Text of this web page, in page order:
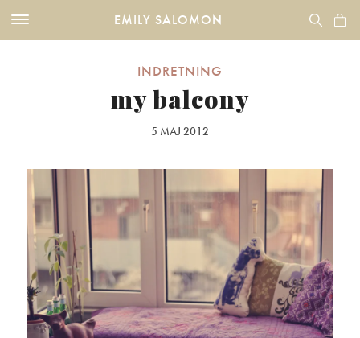
EMILY SALOMON
INDRETNING
my balcony
5 MAJ 2012